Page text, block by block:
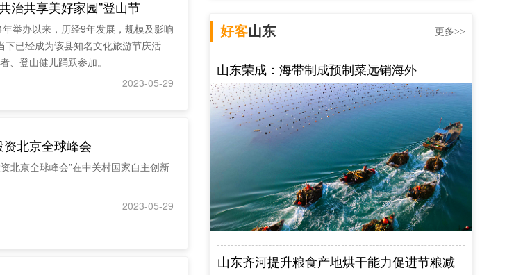
治共享美好家园”登山节
举办以来，历经9年发展，规模及影响
下已经成为该县知名文化旅游节庆活
、登山健儿踊跃参加。
2023-05-29
资北京全球峰会
北京全球峰会”在中关村国家自主创新
2023-05-29
好客山东 更多>>
山东荣成：海带制成预制菜远销海外
山东齐河提升粮食产地烘干能力促进节粮减